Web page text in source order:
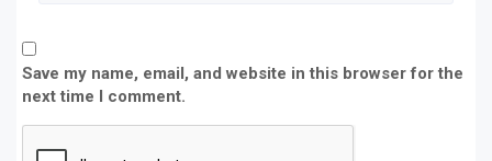
Save my name, email, and website in this browser for the
next time I comment.